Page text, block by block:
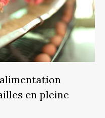
en pleine